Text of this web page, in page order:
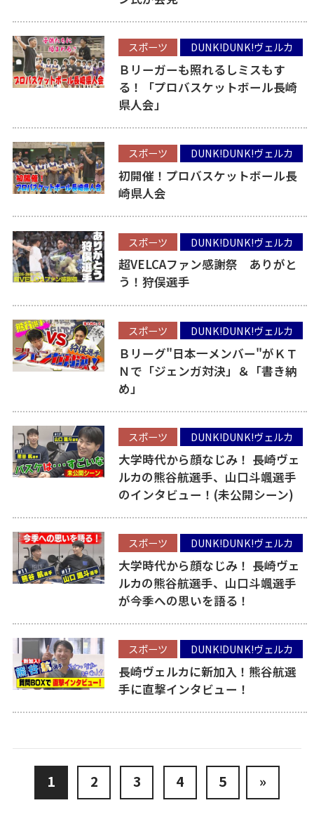
スポーツ DUNK!DUNK!ヴェルカ
Ｂリーガーも照れるしミスもす
る！「プロバスケットボール長崎
県人会」
スポーツ DUNK!DUNK!ヴェルカ
初開催！プロバスケットボール長
崎県人会
スポーツ DUNK!DUNK!ヴェルカ
超VELCAファン感謝祭 ありがと
う！狩俣選手
スポーツ DUNK!DUNK!ヴェルカ
Ｂリーグ"日本一メンバー"がＫＴ
Ｎで「ジェンガ対決」＆「書き納
め」
スポーツ DUNK!DUNK!ヴェルカ
大学時代から顔なじみ！ 長崎ヴェ
ルカの熊谷航選手、山口斗颯選手
のインタビュー！(未公開シーン)
スポーツ DUNK!DUNK!ヴェルカ
大学時代から顔なじみ！ 長崎ヴェ
ルカの熊谷航選手、山口斗颯選手
が今季への思いを語る！
スポーツ DUNK!DUNK!ヴェルカ
長崎ヴェルカに新加入！熊谷航選
手に直撃インタビュー！
1 2 3 4 5 »